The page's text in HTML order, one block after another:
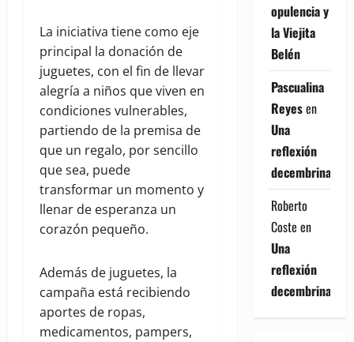
La iniciativa tiene como eje
principal la donación de
juguetes, con el fin de llevar
alegría a niños que viven en
condiciones vulnerables,
partiendo de la premisa de
que un regalo, por sencillo
que sea, puede
transformar un momento y
llenar de esperanza un
corazón pequeño.
Además de juguetes, la
campaña está recibiendo
aportes de ropas,
medicamentos, pampers,
opulencia y
la Viejita
Belén
Pascualina
Reyesen
Una
reflexión
decembrina
Roberto
Coste en
Una
reflexión
decembrina